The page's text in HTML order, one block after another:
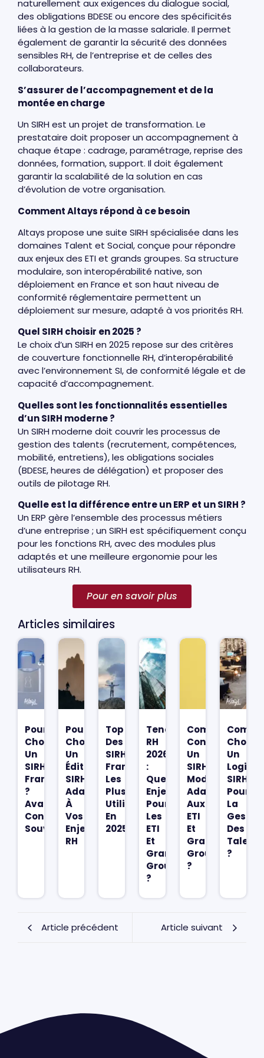
naturellement aux exigences du dialogue social,
des obligations BDESE ou encore des spécificités
liées à la gestion de la masse salariale. Il permet
également de garantir la sécurité des données
sensibles RH, de l’entreprise et de celles des
collaborateurs.
S’assurer de l’accompagnement et de la
montée en charge
Un SIRH est un projet de transformation. Le
prestataire doit proposer un accompagnement à
chaque étape : cadrage, paramétrage, reprise des
données, formation, support. Il doit également
garantir la scalabilité de la solution en cas
d’évolution de votre organisation.
Comment Altays répond à ce besoin
Altays propose une suite SIRH spécialisée dans les
domaines Talent et Social, conçue pour répondre
aux enjeux des ETI et grands groupes. Sa structure
modulaire, son interopérabilité native, son
déploiement en France et son haut niveau de
conformité réglementaire permettent un
déploiement sur mesure, adapté à vos priorités RH.
Quel SIRH choisir en 2025 ?
Le choix d’un SIRH en 2025 repose sur des critères
de couverture fonctionnelle RH, d’interopérabilité
avec l’environnement SI, de conformité légale et de
capacité d’accompagnement.
Quelles sont les fonctionnalités essentielles
d’un SIRH moderne ?
Un SIRH moderne doit couvrir les processus de
gestion des talents (recrutement, compétences,
mobilité, entretiens), les obligations sociales
(BDESE, heures de délégation) et proposer des
outils de pilotage RH.
Quelle est la différence entre un ERP et un SIRH ?
Un ERP gère l’ensemble des processus métiers
d’une entreprise ; un SIRH est spécifiquement conçu
pour les fonctions RH, avec des modules plus
adaptés et une meilleure ergonomie pour les
utilisateurs RH.
Pour en savoir plus
Articles similaires
Pourquoi
Choisir
Un
SIRH
Français
?
Avantages,
Conformité,
Souveraineté
Pourquoi
Choisir
Un
Éditeur
SIRH
Adapté
À
Vos
Enjeux
RH
Top
Des
SIRH
Français
Les
Plus
Utilisés
En
2025
Tendances
RH
2026
:
Quels
Enjeux
Pour
Les
ETI
Et
Grands
Groupes
?
Comment
Construire
Un
SIRH
Modulaire
Adapté
Aux
ETI
Et
Grands
Groupes
?
Choisir
Un
SIRH
Pour
La
Des
Talents
?
Article précédent Article suivant